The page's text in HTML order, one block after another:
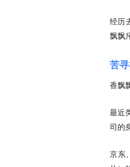
经历
飘飘
苦
香飘
最近
司的
京东